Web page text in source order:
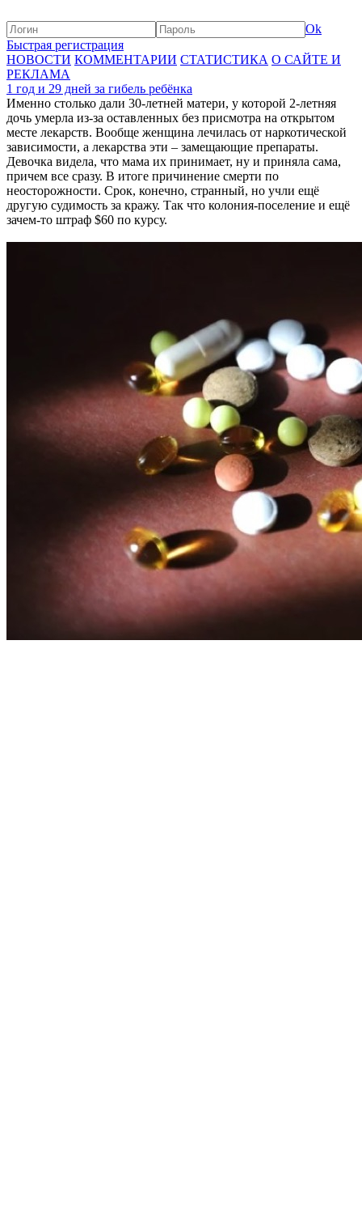
Ok
Быстрая регистрация
НОВОСТИ КОММЕНТАРИИ СТАТИСТИКА О САЙТЕ И
РЕКЛАМА
1 год и 29 дней за гибель ребёнка
Именно столько дали 30-летней матери, у которой 2-летняя
дочь умерла из-за оставленных без присмотра на открытом
месте лекарств. Вообще женщина лечилась от наркотической
зависимости, а лекарства эти – замещающие препараты.
Девочка видела, что мама их принимает, ну и приняла сама,
причем все сразу. В итоге причинение смерти по
неосторожности. Срок, конечно, странный, но учли ещё
другую судимость за кражу. Так что колония-поселение и ещё
зачем-то штраф $60 по курсу.